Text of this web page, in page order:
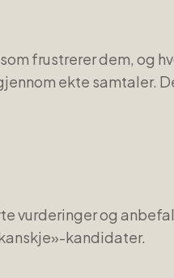
frustrerer dem, og
ekte samtaler.
vurderinger og
kandidater.